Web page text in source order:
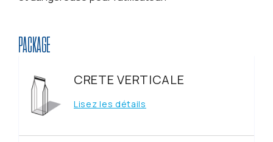
PACKAGE
CRETE VERTICALE
Lisez les détails